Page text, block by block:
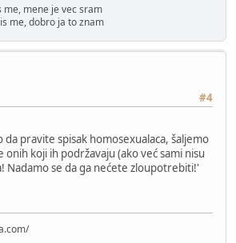
mene je vec sram
me, dobro ja to znam
#4
pravite spisak homosexualaca, šaljemo
onih koji ih podržavaju (ako već sami nisu
Nadamo se da ga nećete zloupotrebiti!'